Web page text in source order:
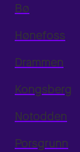
Bø
Hønefoss
Drammen
Kongsberg
Notodden
Porsgrunn